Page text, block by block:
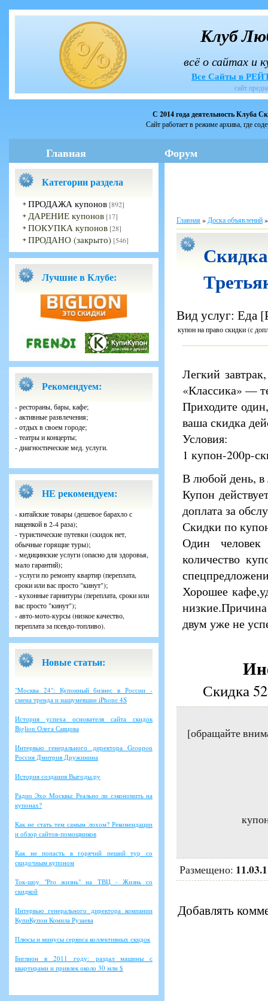
Клуб
всё о сайтах и
Все Сайты в
сайт
С 2014 года деятельность Клуба
Сайт работает в режиме архива, где
Главная Форум
Категории раздела
ПРОДАЖА купонов [892]
ДАРЕНИЕ купонов [17]
ПОКУПКА купонов [28]
ПРОДАНО (закрыто) [546]
Лучшие в Клубе:
Рекомендуем:
- рестораны, бары, кафе;
- активные развлечения;
- отдых в своем городе;
- театры и концерты;
- диагностические мед. услуги.
НЕ рекомендуем:
- китайские товары (дешевое барахло с
наценкой в 2-4 раза);
- туристические путевки (скидок нет,
обычные горящие туры);
- медицинские услуги (опасно для здоровья,
мало гарантий);
- услуги по ремонту квартир (переплата,
сроки или вас просто "кинут");
- кухонные гарнитуры (переплата, сроки или
вас просто "кинут");
- авто-мото-курсы (низкое качество,
переплата за псевдо-топливо).
Новые статьи:
"Москва 24": Купонный бизнес в России -
смена тренда и нашумевшие iPhone 4S
История успеха основателя сайта скидок
Biglion Олега Савцова
Интервью генерального директора Groupon
Россия Дмитрия Дружинина
История создания Выгоды.ру
Радио Эхо Москвы: Реально ли сэкономить на
купонах?
Как не стать тем самым лохом? Рекомендации
и обзор сайтов-помощников
Как не попасть в горячий пеший тур со
скидочным купоном
Ток-шоу "Pro жизнь" на ТВЦ - Жизнь со
скидкой
Интервью генерального директора компании
КупиКупон Комила Рузаева
Плюсы и минусы сервиса коллективных скидок
Биглион в 2011 году: раздал машины с
квартирами и привлек около 30 млн $
Главная» Доска объявлений
Вид услуг: Еда
купон на право скидки (с
Легкий
«Классика» —
Приходите
ваша скидка
Условия:
1 купон-200р-
В любой день, в
Купон
доплата за
Скидки по
Один человек
количество
Хорошее
двум уже не
Скидка
[обращайте
Размещено:
Добавлять